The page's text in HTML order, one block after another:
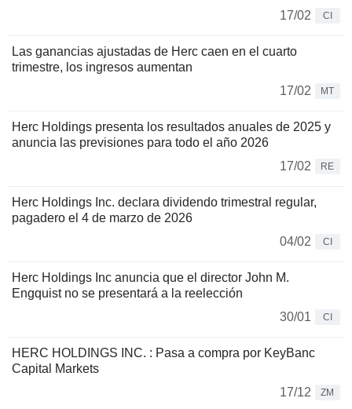
17/02
CI
Las ganancias ajustadas de Herc caen en el cuarto
trimestre, los ingresos aumentan
17/02
MT
Herc Holdings presenta los resultados anuales de 2025 y
anuncia las previsiones para todo el año 2026
17/02
RE
Herc Holdings Inc. declara dividendo trimestral regular,
pagadero el 4 de marzo de 2026
04/02
CI
Herc Holdings Inc anuncia que el director John M.
Engquist no se presentará a la reelección
30/01
CI
HERC HOLDINGS INC. : Pasa a compra por KeyBanc
Capital Markets
17/12
ZM